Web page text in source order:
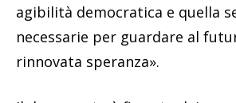
agibilità democratica e quella
necessarie per guardare al
rinnovata speranza».